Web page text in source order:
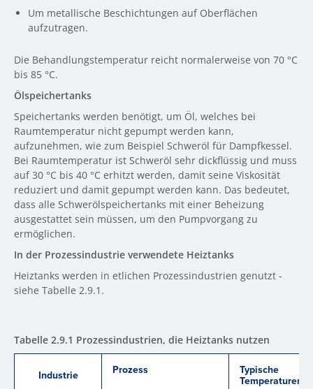
Um metallische Beschichtungen auf Oberflächen
aufzutragen.
Die Behandlungstemperatur reicht normalerweise von 70 °C
bis 85 °C.
Ölspeichertanks
Speichertanks werden benötigt, um Öl, welches bei
Raumtemperatur nicht gepumpt werden kann,
aufzunehmen, wie zum Beispiel Schweröl für Dampfkessel.
Bei Raumtemperatur ist Schweröl sehr dickflüssig und muss
auf 30 °C bis 40 °C erhitzt werden, damit seine Viskosität
reduziert und damit gepumpt werden kann. Das bedeutet,
dass alle Schwerölspeichertanks mit einer Beheizung
ausgestattet sein müssen, um den Pumpvorgang zu
ermöglichen.
In der Prozessindustrie verwendete Heiztanks
Heiztanks werden in etlichen Prozessindustrien genutzt -
siehe Tabelle 2.9.1.
Tabelle 2.9.1 Prozessindustrien, die Heiztanks nutzen
Industrie Prozess Typische
Temperaturen